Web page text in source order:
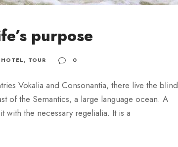
purpose
HOTEL, TOUR 0
Vokalia and Consonantia, there live the blind
of the Semantics, a large language ocean. A
the necessary regelialia. It is a